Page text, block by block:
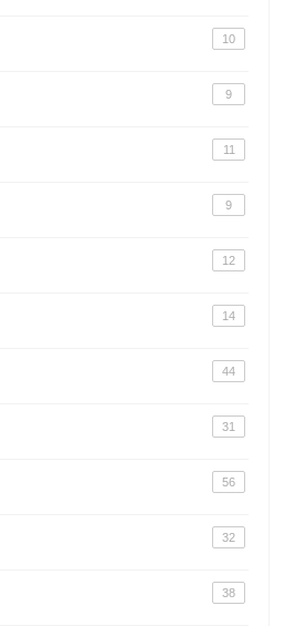
10
9
11
9
12
14
44
31
56
32
38